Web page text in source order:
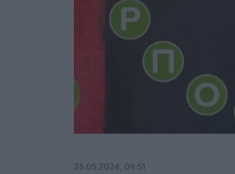
26.05.2024, 09:51